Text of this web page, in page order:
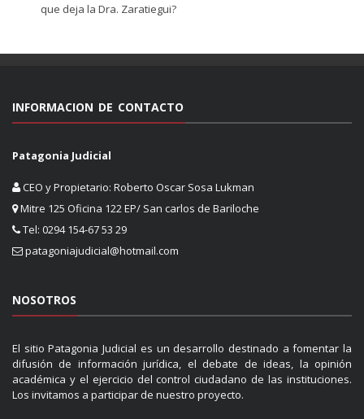
que deja la Dra. Zaratiegui?
INFORMACION DE CONTACTO
Patagonia Judicial
CEO y Propietario: Roberto Oscar Sosa Lukman
Mitre 125 Oficina 122 EP/ San carlos de Bariloche
Tel: 0294 154-67 53 29
patagoniajudicial@hotmail.com
NOSOTROS
El sitio Patagonia Judicial es un desarrollo destinado a fomentar la
difusión de información jurídica, el debate de ideas, la opinión
académica y el ejercicio del control ciudadano de las instituciones.
Los invitamos a participar de nuestro proyecto.